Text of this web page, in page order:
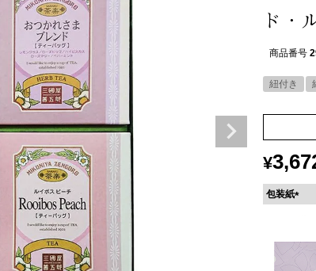
ド・
商品番号
紐付き
¥
包装紙
須